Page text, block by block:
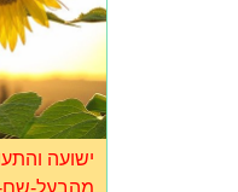
ישועה
מהבעל-